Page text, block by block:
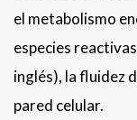
el metabolismo
especies
inglés), la fluidez
pared celular.